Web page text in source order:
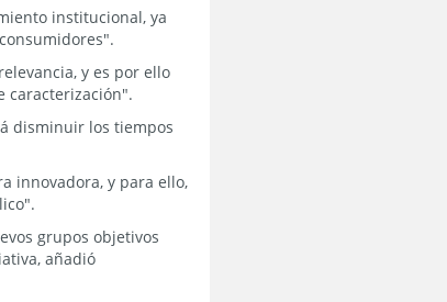
institucional, ya
y es por ello
caracterización".
disminuir los tiempos
innovadora, y para ello,
grupos objetivos
añadió